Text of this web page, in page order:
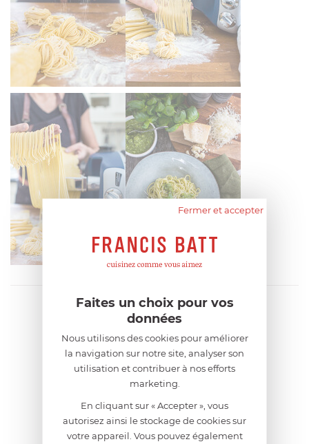
Fermer et accepter
Faites un choix pour vos
données
Nous utilisons des cookies pour améliorer
la navigation sur notre site, analyser son
utilisation et contribuer à nos efforts
marketing.
En cliquant sur « Accepter », vous
autorisez ainsi le stockage de cookies sur
votre appareil. Vous pouvez également